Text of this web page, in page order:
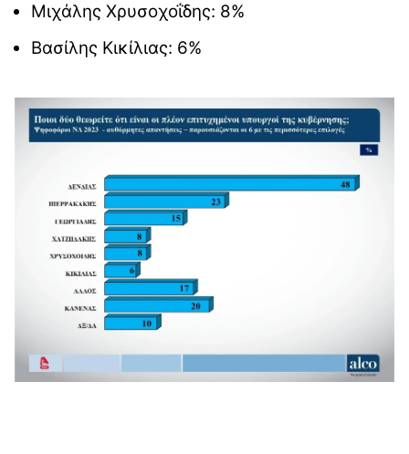
Μιχάλης Χρυσοχοΐδης: 8%
Βασίλης Κικίλιας: 6%